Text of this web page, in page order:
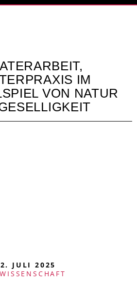
IM
VON NATUR
2. JULI 2025
WISSENSCHAFT